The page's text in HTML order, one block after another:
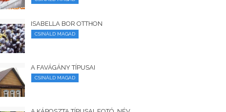
ISABELLA BOR OTTHON
CSINÁLD MAGAD
A FAVÁGÁNY TÍPUSAI
CSINÁLD MAGAD